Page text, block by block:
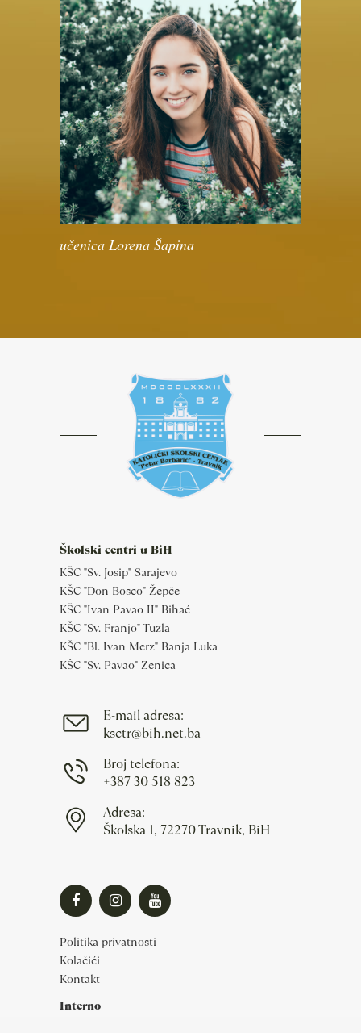
učenica Lorena Šapina
Školski centri u BiH
KŠC "Sv. Josip" Sarajevo
KŠC "Don Bosco" Žepče
KŠC "Ivan Pavao II" Bihać
KŠC "Sv. Franjo" Tuzla
KŠC "Bl. Ivan Merz" Banja Luka
KŠC "Sv. Pavao" Zenica
E-mail adresa:
ksctr@bih.net.ba
Broj telefona:
+387 30 518 823
Adresa:
Školska 1, 72270 Travnik, BiH
Politika privatnosti
Kolačići
Kontakt
Interno